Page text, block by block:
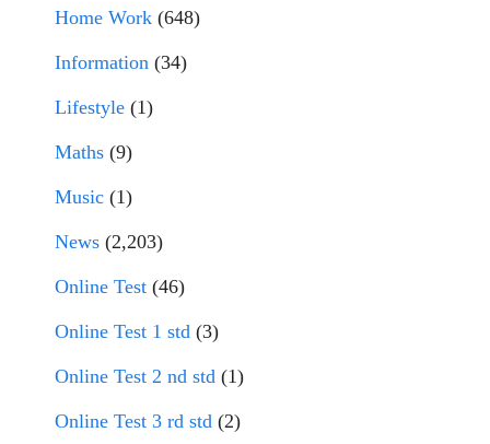
Home Work (648)
Information (34)
Lifestyle (1)
Maths (9)
Music (1)
News (2,203)
Online Test (46)
Online Test 1 std (3)
Online Test 2 nd std (1)
Online Test 3 rd std (2)